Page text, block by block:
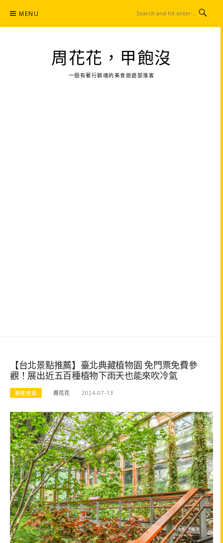
content
MENU
周花花，甲飽沒
一個有著行銷魂的美食旅遊部落客
【台北景點推薦】臺北典藏植物園 免門票免費參
觀！展出近五百種植物下雨天也能來吹冷氣
玩在台北 周花花 2024-07-13